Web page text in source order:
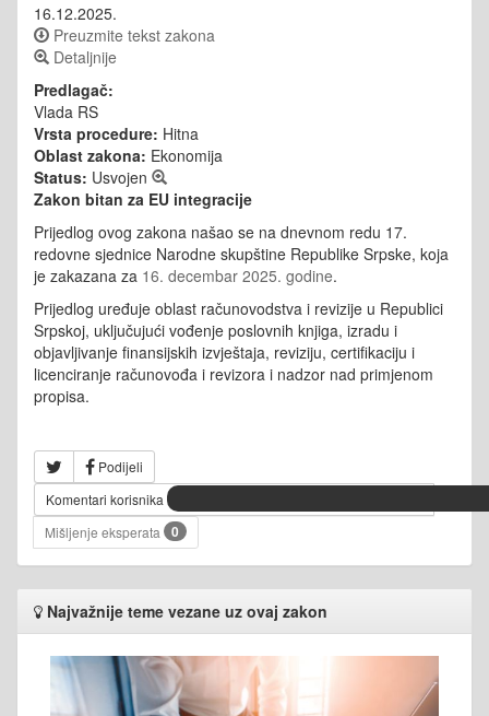
16.12.2025.
Preuzmite tekst zakona
Detaljnije
Predlagač:
Vlada RS
Vrsta procedure: Hitna
Oblast zakona: Ekonomija
Status: Usvojen
Zakon bitan za EU integracije
Prijedlog ovog zakona našao se na dnevnom redu 17.
redovne sjednice Narodne skupštine Republike Srpske, koja
je zakazana za 16. decembar 2025. godine.
Prijedlog uređuje oblast računovodstva i revizije u Republici
Srpskoj, uključujući vođenje poslovnih knjiga, izradu i
objavljivanje finansijskih izvještaja, reviziju, certifikaciju i
licenciranje računovođa i revizora i nadzor nad primjenom
propisa.
Podijeli
Komentari korisnika
Mišljenje eksperata
0
Najvažnije teme vezane uz ovaj zakon